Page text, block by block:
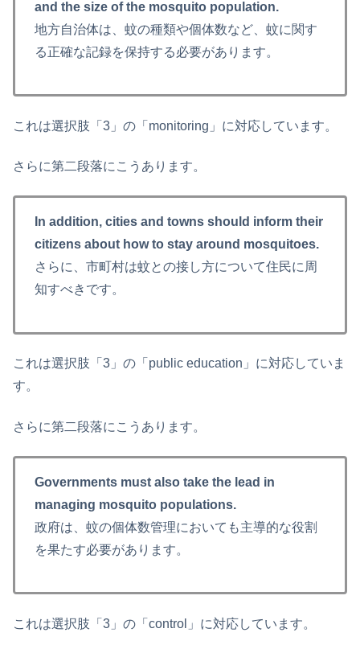
and the size of the mosquito population.
地方自治体は、蚊の種類や個体数など、蚊に関す
る正確な記録を保持する必要があります。
これは選択肢「3」の「monitoring」に対応しています。
さらに第二段落にこうあります。
In addition, cities and towns should inform their
citizens about how to stay around mosquitoes.
さらに、市町村は蚊との接し方について住民に周
知すべきです。
これは選択肢「3」の「public education」に対応していま
す。
さらに第二段落にこうあります。
Governments must also take the lead in
managing mosquito populations.
政府は、蚊の個体数管理においても主導的な役割
を果たす必要があります。
これは選択肢「3」の「control」に対応しています。